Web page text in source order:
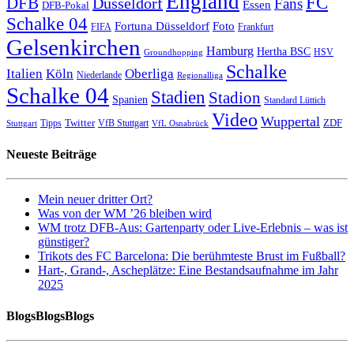
DFB-Pokal Essen Fans
Schalke 04 FIFA Fortuna Düsseldorf Foto Frankfurt
Gelsenkirchen Groundhopping Hamburg Hertha BSC HSV
Italien Köln Niederlande Oberliga Regionalliga Schalke
Schalke 04 Spanien Stadien Stadion Standard Lüttich
Stuttgart Tipps Twitter VfB Stuttgart VfL Osnabrück Video Wuppertal ZDF
Neueste Beiträge
Mein neuer dritter Ort?
Was von der WM ’26 bleiben wird
WM trotz DFB-Aus: Gartenparty oder Live-Erlebnis – was ist
günstiger?
Trikots des FC Barcelona: Die berühmteste Brust im Fußball?
Hart-, Grand-, Ascheplätze: Eine Bestandsaufnahme im Jahr
2025
BlogsBlogsBlogs